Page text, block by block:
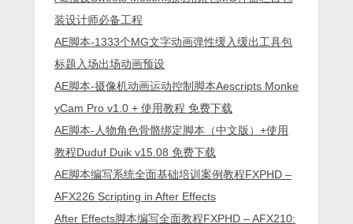
装设计师必备工程
AE脚本-1333个MG文字动画弹性缓入缓出工具包
标题入场出场动画预设
AE脚本-摄像机动画运动控制脚本Aescripts Monke
yCam Pro v1.0 + 使用教程 免费下载
AE脚本-人物角色骨骼绑定脚本（中文版）+使用
教程Duduf Duik v15.08 免费下载
AE脚本编写系统全面基础培训案例教程FXPHD –
AFX226 Scripting in After Effects
After Effects脚本编写全面教程FXPHD – AFX210: